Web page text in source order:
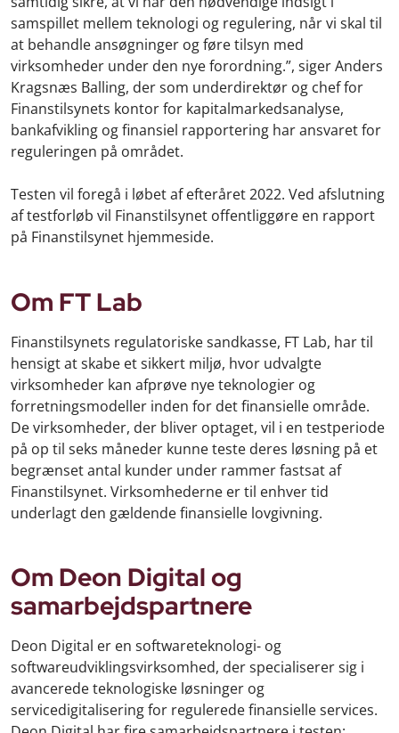
samspillet mellem teknologi og regulering, når vi skal til
at behandle ansøgninger og føre tilsyn med
virksomheder under den nye forordning.”, siger Anders
Kragsnæs Balling, der som underdirektør og chef for
Finanstilsynets kontor for kapitalmarkedsanalyse,
bankafvikling og finansiel rapportering har ansvaret for
reguleringen på området.
Testen vil foregå i løbet af efteråret 2022. Ved afslutning
af testforløb vil Finanstilsynet offentliggøre en rapport
på Finanstilsynet hjemmeside.
Om FT Lab
Finanstilsynets regulatoriske sandkasse, FT Lab, har til
hensigt at skabe et sikkert miljø, hvor udvalgte
virksomheder kan afprøve nye teknologier og
forretningsmodeller inden for det finansielle område.
De virksomheder, der bliver optaget, vil i en testperiode
på op til seks måneder kunne teste deres løsning på et
begrænset antal kunder under rammer fastsat af
Finanstilsynet. Virksomhederne er til enhver tid
underlagt den gældende finansielle lovgivning.
Om Deon Digital og
samarbejdspartnere
Deon Digital er en softwareteknologi- og
softwareudviklingsvirksomhed, der specialiserer sig i
avancerede teknologiske løsninger og
servicedigitalisering for regulerede finansielle services.